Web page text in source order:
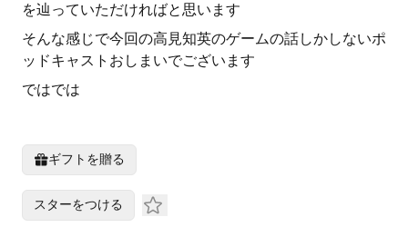
を辿っていただければと思います
そんな感じで今回の高見知英のゲームの話しかしないポ
ッドキャストおしまいでございます
ではでは
ギフトを贈る
スターをつける